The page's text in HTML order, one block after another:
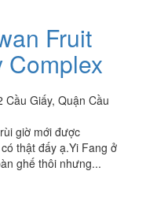
Fruit
Complex
Cầu Giấy, Quận Cầu
giờ mới được
thật đấy ạ.Yi Fang ở
ghế thôi nhưng...